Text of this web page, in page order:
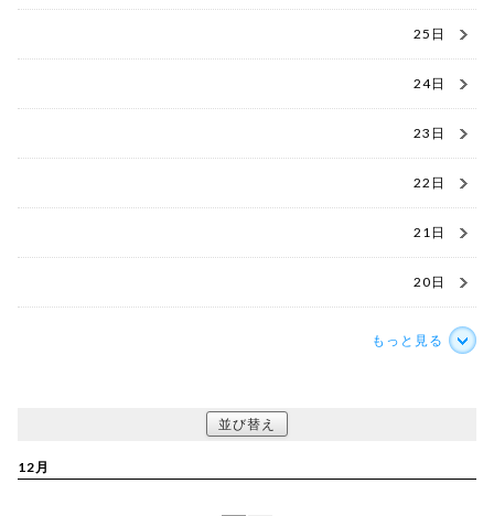
25日
24日
23日
22日
21日
20日
もっと見る
並び替え
12月